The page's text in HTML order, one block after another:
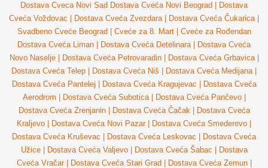
Dostava Cveca Novi Sad Dostava Cveća Novi Beograd
Dostava
Cveća Voždovac
Dostava Cveća Zvezdara Dostava Cveća Čukarica
Svadbeno Cveće Beograd
Cveće za 8. Mart
Cveće za Rođendan
Dostava Cveća Liman
Dostava Cveća Detelinara
Dostava Cveća
Novo Naselje
Dostava Cveća Petrovaradin Dostava Cveća Grbavica
Dostava Cveća Telep
Dostava Cveća Niš Dostava Cveća Medijana
Dostava Cveća Pantelej
Dostava Cveća Kragujevac
Dostava Cveća
Aerodrom
Dostava Cveća Subotica Dostava Cveća Pančevo
Dostava Cveća Zrenjanin
Dostava Cveća Čačak
Dostava Cveća
Kraljevo
Dostava Cveća Novi Pazar Dostava Cveća Smederevo
Dostava Cveća Kruševac
Dostava Cveća Leskovac
Dostava Cveća
Užice
Dostava Cveća Valjevo Dostava Cveća Šabac
Dostava
Cveća Vračar
Dostava Cveća Stari Grad Dostava Cveća Zemun